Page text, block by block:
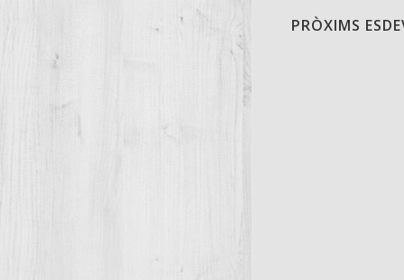
PRÒXIMS